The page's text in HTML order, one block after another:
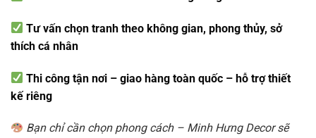
Tư vấn chọn tranh theo không gian, phong thủy, sở
thích cá nhân
Thi công tận nơi – giao hàng toàn quốc – hỗ trợ thiết
kế riêng
Bạn chỉ cần chọn phong cách – Minh Hưng Decor sẽ